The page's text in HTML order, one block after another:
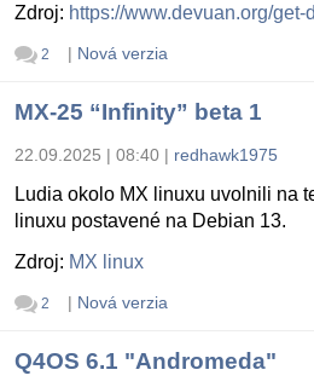
Zdroj: https://www.devuan.org/get-
2 | Nová verzia
MX-25 “Infinity” beta 1
22.09.2025 | 08:40 | redhawk1975
Ludia okolo MX linuxu uvolnili na
linuxu postavené na Debian 13.
Zdroj: MX linux
2 | Nová verzia
Q4OS 6.1 "Andromeda"